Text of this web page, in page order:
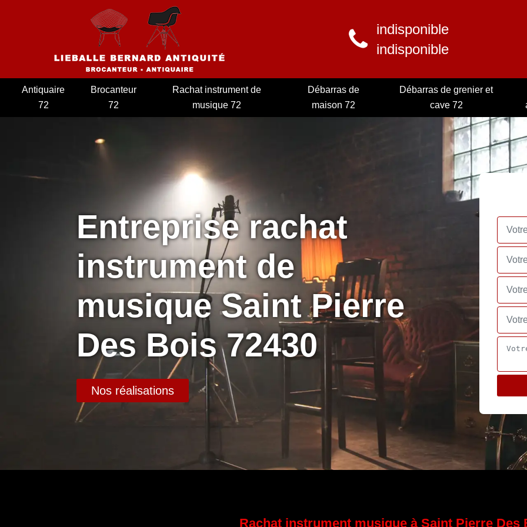
indisponible
indisponible
Antiquaire
72
Brocanteur
72
Rachat instrument de
musique 72
Débarras de
maison 72
Débarras de grenier et
cave 72
Entreprise rachat
instrument de
musique Saint Pierre
Des Bois 72430
Nos réalisations
Rachat instrument musique à Saint Pierre Des